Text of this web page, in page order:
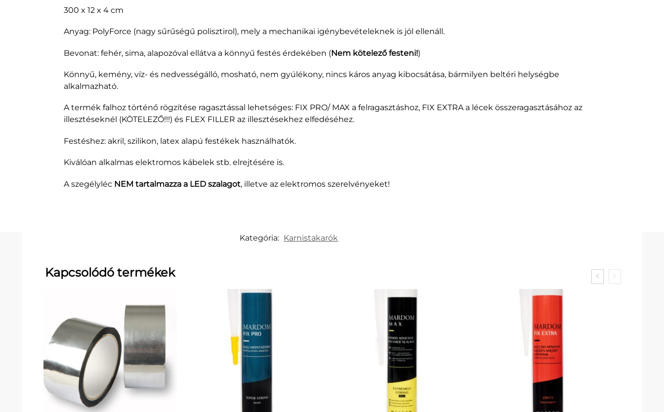
300 x 12 x 4 cm
Anyag: PolyForce (nagy sűrűségű polisztirol), mely a mechanikai igénybevételeknek is jól ellenáll.
Bevonat: fehér, sima, alapozóval ellátva a könnyű festés érdekében (Nem kötelező festeni!)
Könnyű, kemény, víz- és nedvességálló, mosható, nem gyúlékony, nincs káros anyag kibocsátása, bármilyen beltéri helységbe
alkalmazható.
A termék falhoz történő rögzítése ragasztással lehetséges: FIX PRO/ MAX a felragasztáshoz, FIX EXTRA a lécek összeragasztásához az
illesztéseknél (KÖTELEZŐ!!!) és FLEX FILLER az illesztésekhez elfedéséhez.
Festéshez: akril, szilikon, latex alapú festékek használhatók.
Kiválóan alkalmas elektromos kábelek stb. elrejtésére is.
A szegélyléc NEM tartalmazza a LED szalagot, illetve az elektromos szerelvényeket!
Kategória: Karnistakarók
Kapcsolódó termékek